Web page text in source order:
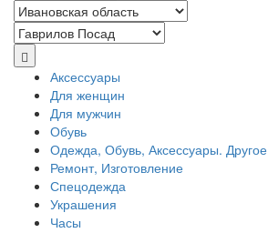
Аксессуары
Для женщин
Для мужчин
Обувь
Одежда, Обувь, Аксессуары. Другое
Ремонт, Изготовление
Спецодежда
Украшения
Часы